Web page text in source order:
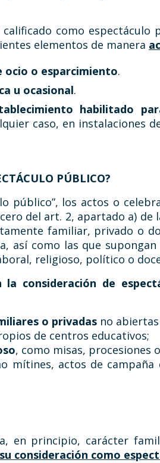
como espectáculo
elementos de manera
ocio o esparcimiento.
u ocasional.
habilitado
caso, en instalaciones
PÚBLICO?
público”, los actos o
del art. 2, apartado a) de
familiar, privado o
así como las que
religioso, político o
la consideración de
o privadas no
de centros educativos;
, como misas, procesiones
mítines, actos de campaña
en principio, carácter
consideración como